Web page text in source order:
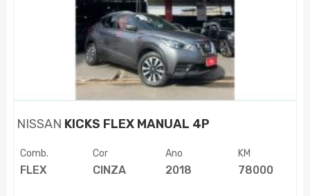
NISSAN KICKS FLEX MANUAL 4P
Comb.
FLEX
Cor
CINZA
Ano
2018
KM
78000